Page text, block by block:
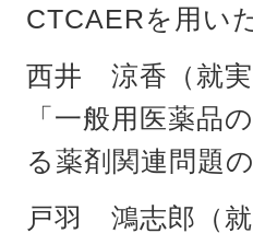
CTCAERを用い
西井 涼香（就
「一般用医薬品
る薬剤関連問題
戸羽 鴻志郎（